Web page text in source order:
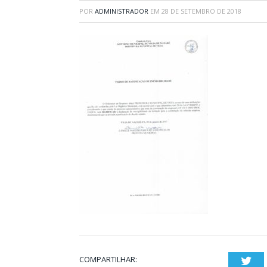
POR ADMINISTRADOR EM 28 DE SETEMBRO DE 2018
COMPARTILHAR: